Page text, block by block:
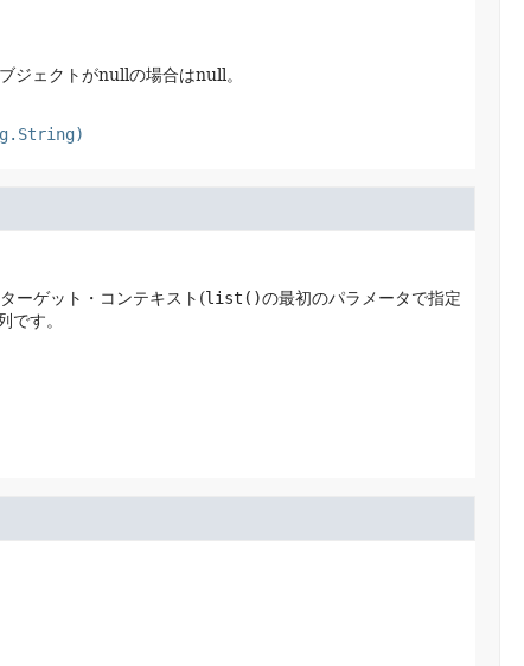
ジェクトがnullの場合はnull。
ーゲット・コンテキスト(list()の最初のパラメータで指定
す。